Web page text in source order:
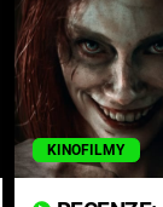
KINOFILMY